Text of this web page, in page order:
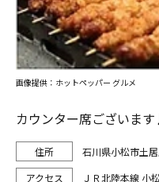
カウンター席ございま
石川県小松市土
ＪＲ北陸本線 小
画像提供：ホットペッパー グルメ